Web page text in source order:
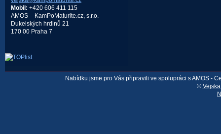
Mobil: +420 606 411 115
AMOS – KamPoMaturite.cz, s.r.o.
Dukelských hrdinů 21
170 00 Praha 7
Nabídku jsme pro Vás připravili ve spolupráci s AMOS -
©